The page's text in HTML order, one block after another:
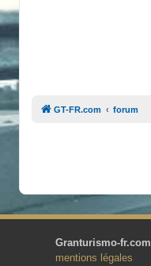
GT-FR.com forum
Granturismo-fr.com
mentions légales